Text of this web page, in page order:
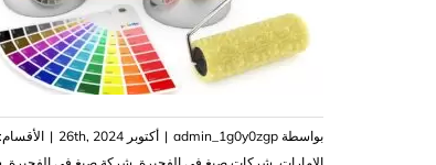
بواسطة admin_1g0y0zgp
| أكتوبر 26th, 2024 | الأقسام: